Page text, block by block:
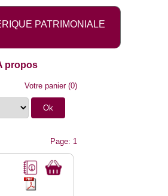
PATRIMONIALE
propos
Votre panier(0)
Page: 1